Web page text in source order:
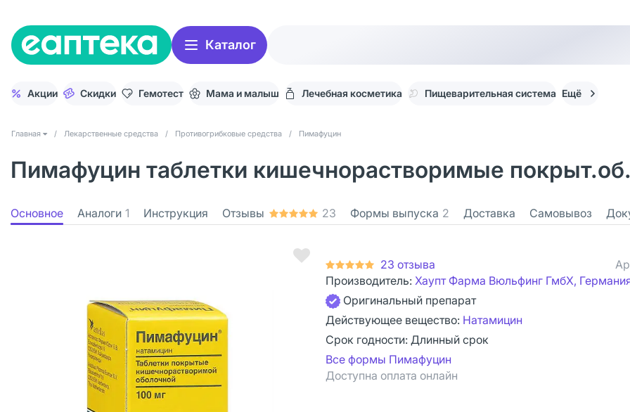
Каталог
Акции Скидки Гемотест Мама и малыш Лечебная косметика Пищеварительная система Ещё
Главная / Лекарственные средства / Противогрибковые средства / Пимафуцин
Пимафуцин таблетки кишечнорастворимые
Основное Аналоги 1 Инструкция Отзывы 23 Формы выпуска 2 Доставка Самовывоз
23 отзыва
Производитель: Хаупт Фарма Вюльфинг ГмбХ,
Оригинальный препарат
Действующее вещество: Натамицин
Срок годности: Длинный срок
Все формы Пимафуцин
Доступна оплата онлайн